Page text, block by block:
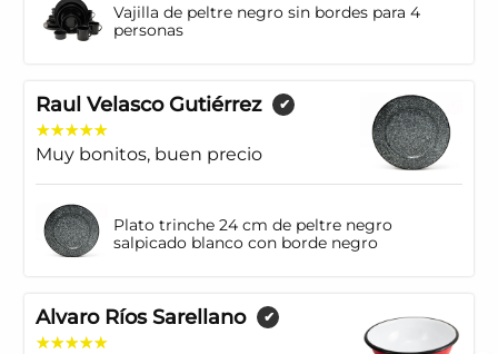
Vajilla de peltre negro sin bordes para 4
personas
Raul Velasco Gutiérrez ✔
Muy bonitos, buen precio
Plato trinche 24 cm de peltre negro
salpicado blanco con borde negro
Alvaro Ríos Sarellano ✔